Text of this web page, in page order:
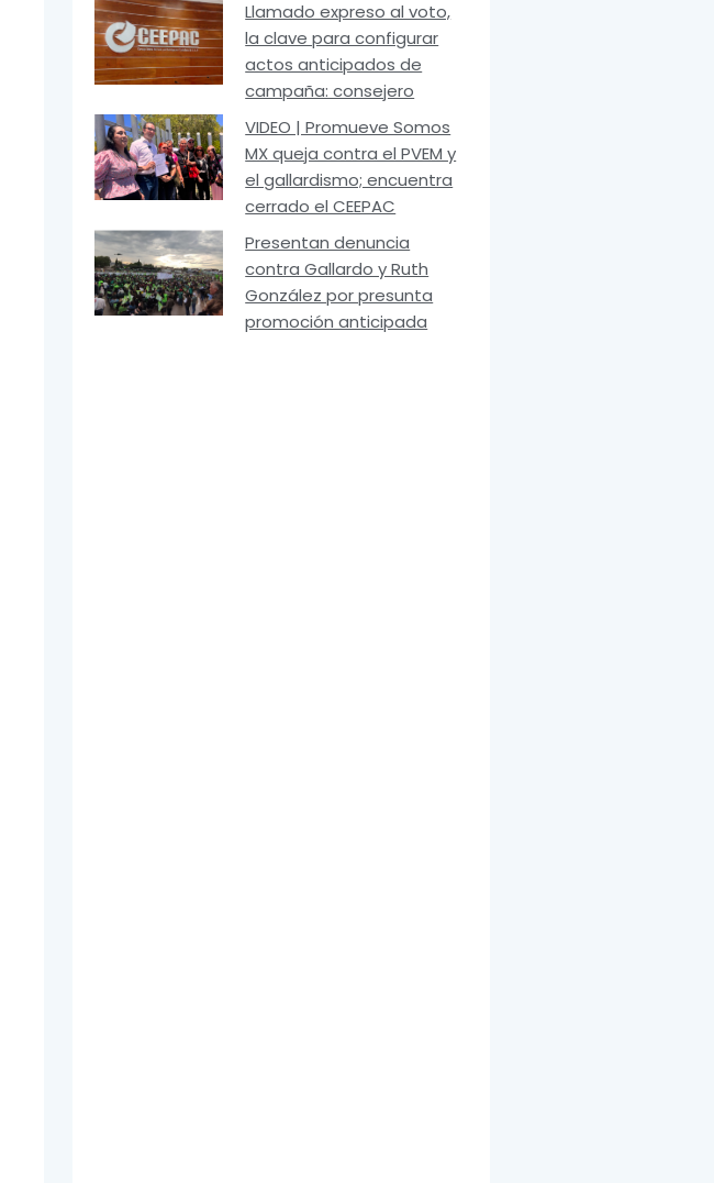
Llamado expreso al voto,
la clave para configurar
actos anticipados de
campaña: consejero
VIDEO | Promueve Somos
MX queja contra el PVEM y
el gallardismo; encuentra
cerrado el CEEPAC
Presentan denuncia
contra Gallardo y Ruth
González por presunta
promoción anticipada